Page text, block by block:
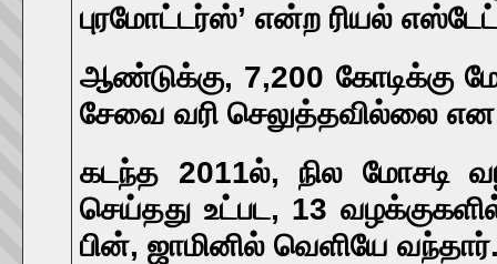
புரமோட்டர்ஸ்’ என்ற ரியல்
ஆண்டுக்கு, 7,200 கோடிக்கு
சேவை வரி செலுத்தவில்லை என,
கடந்த 2011ல், நில மோசடி
செய்தது உட்பட, 13
பின், ஜாமினில் வெளியே